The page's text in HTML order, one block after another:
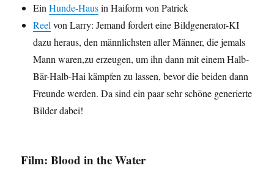
EinHunde-Hausin Haiform von Patrick
Reel von Larry: Jemand fordert eine Bildgenerator-KI
dazu heraus, den männlichsten aller Männer, die jemals
Mann waren,zu erzeugen, um ihn dann mit einem Halb-
Bär-Halb-Hai kämpfen zu lassen, bevor die beiden dann
Freunde werden. Da sind ein paar sehr schöne generierte
Bilder dabei!
Film: Blood in the Water